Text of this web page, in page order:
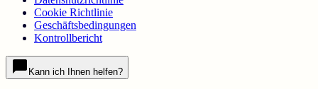
Cookie Richtlinie
Geschäftsbedingungen
Kontrollbericht
Kann ich Ihnen helfen?